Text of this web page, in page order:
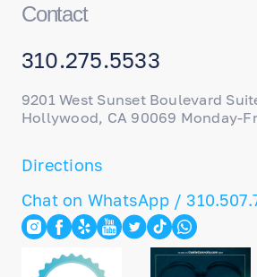
Contact
310.275.5533
9201 West Sunset Boulevard
Hollywood, CA 90069 Monday-
Directions
Chat on WhatsApp /